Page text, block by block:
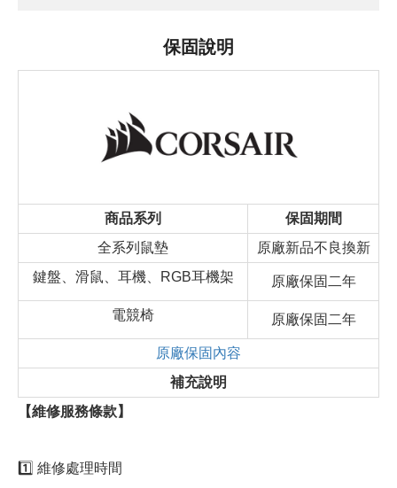
保固說明
商品系列
保固期間
全系列鼠墊
原廠新品不良換新
鍵盤、滑鼠、耳機、RGB耳機架
原廠保固二年
電競椅 原廠保固二年
原廠保固內容
補充說明
【維修服務條款】
1️⃣ 維修處理時間